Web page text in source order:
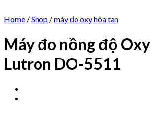
Home /Shop /máy đo oxy hòa tan
Máy đo nồng độ Oxy
Lutron DO-5511